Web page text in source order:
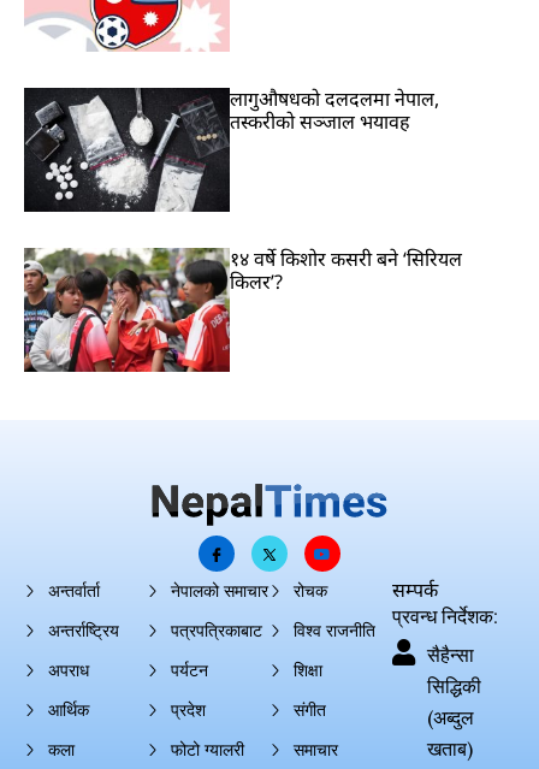
लागुऔषधको दलदलमा नेपाल,
तस्करीको सञ्जाल भयावह
१४ वर्षे किशोर कसरी बने ‘सिरियल
किलर’?
अन्तर्वार्ता
अन्तर्राष्ट्रिय
अपराध
आर्थिक
कला
नेपालको समाचार
पत्रपत्रिकाबाट
पर्यटन
प्रदेश
फोटो ग्यालरी
रोचक
विश्व राजनीति
शिक्षा
संगीत
समाचार
सम्पर्क
प्रवन्ध निर्देशक:
सैहैन्सा
सिद्धिकी
(अब्दुल
खताब)